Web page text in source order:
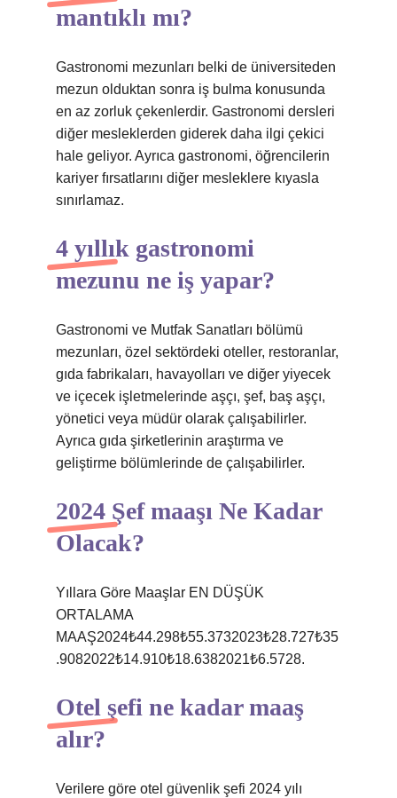
mantıklı mı?
Gastronomi mezunları belki de üniversiteden
mezun olduktan sonra iş bulma konusunda
en az zorluk çekenlerdir. Gastronomi dersleri
diğer mesleklerden giderek daha ilgi çekici
hale geliyor. Ayrıca gastronomi, öğrencilerin
kariyer fırsatlarını diğer mesleklere kıyasla
sınırlamaz.
4 yıllık gastronomi
mezunu ne iş yapar?
Gastronomi ve Mutfak Sanatları bölümü
mezunları, özel sektördeki oteller, restoranlar,
gıda fabrikaları, havayolları ve diğer yiyecek
ve içecek işletmelerinde aşçı, şef, baş aşçı,
yönetici veya müdür olarak çalışabilirler.
Ayrıca gıda şirketlerinin araştırma ve
geliştirme bölümlerinde de çalışabilirler.
2024 Şef maaşı Ne Kadar
Olacak?
Yıllara Göre Maaşlar EN DÜŞÜK
ORTALAMA
MAAŞ2024₺44.298₺55.3732023₺28.727₺35
.9082022₺14.910₺18.6382021₺6.5728.
Otel şefi ne kadar maaş
alır?
Verilere göre otel güvenlik şefi 2024 yılı